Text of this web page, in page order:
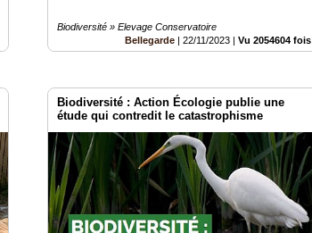
Biodiversité » Elevage Conservatoire
Bellegarde |22/11/2023 |Vu 2054604 fois
Biodiversité : Action Écologie publie une
étude qui contredit le catastrophisme